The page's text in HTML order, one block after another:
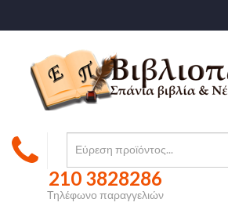
210 3828286
Τηλέφωνο παραγγελιών